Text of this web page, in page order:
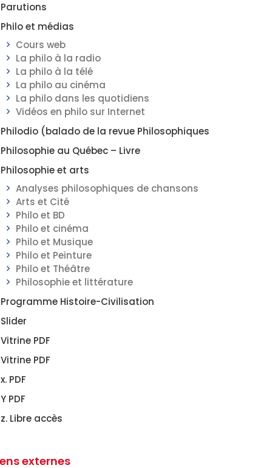
Parutions
Philo et médias
Cours web
La philo à la radio
La philo à la télé
La philo au cinéma
La philo dans les quotidiens
Vidéos en philo sur Internet
Philodio (balado de la revue Philosophiques
Philosophie au Québec – Livre
Philosophie et arts
Analyses philosophiques de chansons
Arts et Cité
Philo et BD
Philo et cinéma
Philo et Musique
Philo et Peinture
Philo et Théâtre
Philosophie et littérature
Programme Histoire-Civilisation
Slider
Vitrine PDF
Vitrine PDF
x. PDF
Y PDF
z. Libre accès
externes